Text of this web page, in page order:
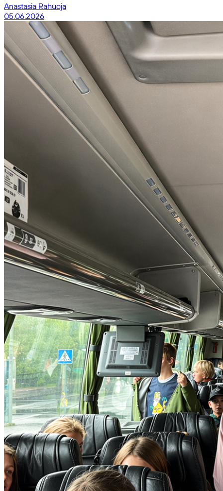
Anastasia Rahuoja
05.06.2026